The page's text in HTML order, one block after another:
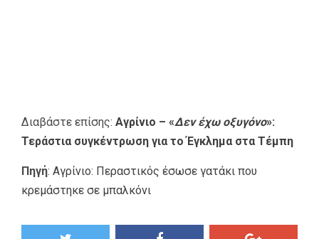
Διαβάστε επίσης: Αγρίνιο – «Δεν έχω οξυγόνο»:
Τεράστια συγκέντρωση για το Έγκλημα στα Τέμπη
Πηγή: Αγρίνιο: Περαστικός έσωσε γατάκι που
κρεμάστηκε σε μπαλκόνι